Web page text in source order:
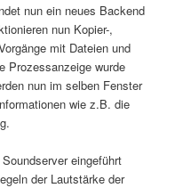
nun ein neues Backend
nun Kopier-,
mit Dateien und
Prozessanzeige wurde
nun im selben Fenster
wie z.B. die
eingeführt
der Lautstärke der